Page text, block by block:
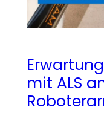
mit ALS